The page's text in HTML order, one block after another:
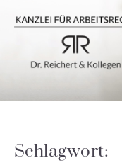
Schlagwort: